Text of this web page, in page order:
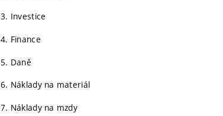
3. Investice
4. Finance
5. Daně
6. Náklady na materiál
7. Náklady na mzdy